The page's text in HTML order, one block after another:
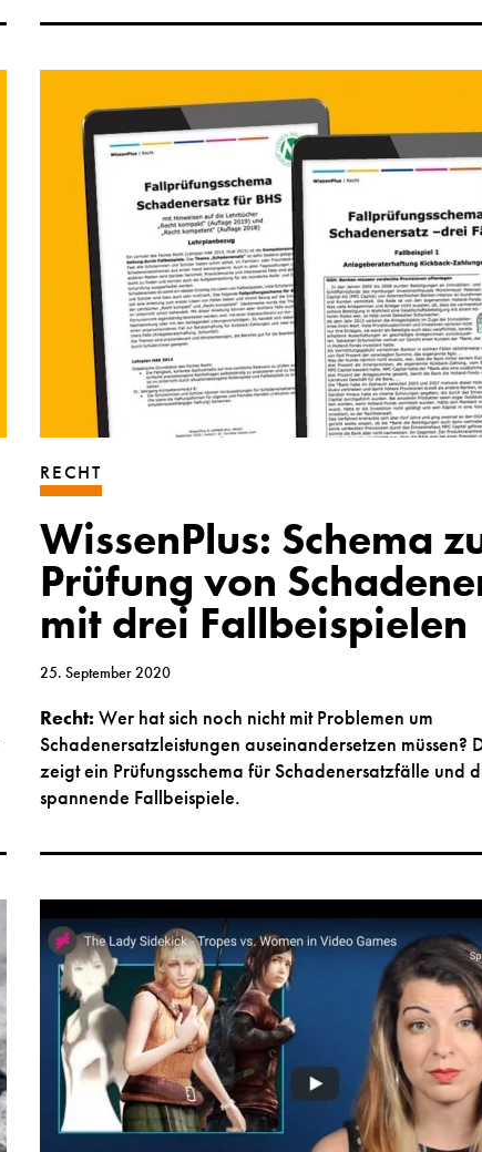
RECHT
WissenPlus: Schema
Prüfung von
mit drei Fallbeispielen
25. September 2020
Recht: Wer hat sich noch nicht mit Problemen um
Schadenersatzleistungen auseinandersetzen müssen?
zeigt ein Prüfungsschema für Schadenersatzfälle und
spannende Fallbeispiele.